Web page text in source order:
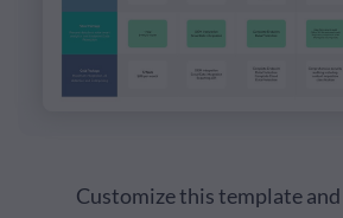
Customize this template